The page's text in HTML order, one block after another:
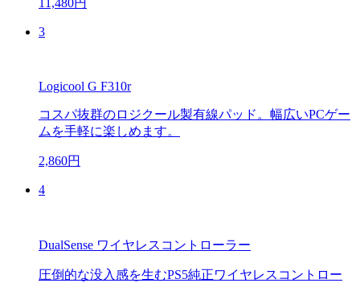
11,480円
3
Logicool G F310r
コスパ抜群のロジクール製有線パッド。幅広いPCゲー
ムを手軽に楽しめます。
2,860円
4
DualSense ワイヤレスコントローラー
圧倒的な没入感を生むPS5純正ワイヤレスコントロー